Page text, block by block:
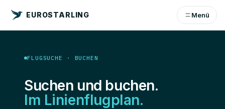
EUROSTARLING Menü
FLUGSUCHE · BUCHEN
Suchen und buchen.
Im Linienflugplan.